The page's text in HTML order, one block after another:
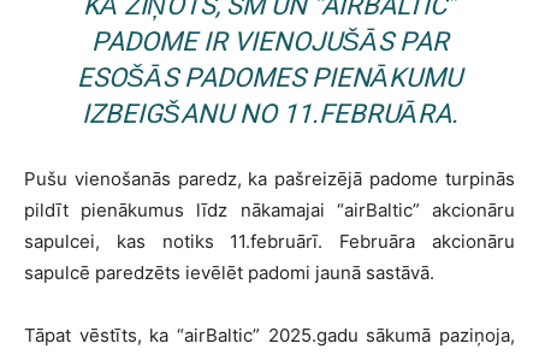
PADOME IR VIENOJUŠĀS PAR
ESOŠĀS PADOMES PIENĀKUMU
IZBEIGŠANU NO 11.FEBRUĀRA.
Pušu vienošanās paredz, ka pašreizējā padome turpinās
pildīt pienākumus līdz nākamajai “airBaltic” akcionāru
sapulcei, kas notiks 11.februārī. Februāra akcionāru
sapulcē paredzēts ievēlēt padomi jaunā sastāvā.
Tāpat vēstīts, ka “airBaltic” 2025.gadu sākumā paziņoja,